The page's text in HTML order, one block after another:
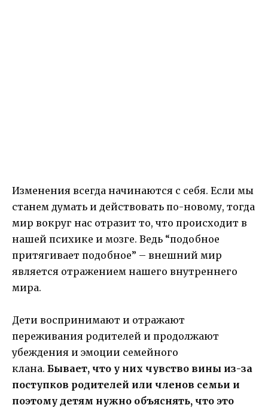
Изменения всегда начинаются с себя. Если мы
станем думать и действовать по-новому, тогда
мир вокруг нас отразит то, что происходит в
нашей психике и мозге. Ведь “подобное
притягивает подобное” – внешний мир
является отражением нашего внутреннего
мира.
Дети воспринимают и отражают
переживания родителей и продолжают
убеждения и эмоции семейного
клана. Бывает, что у них чувство вины из-за
поступков родителей или членов семьи и
поэтому детям нужно объяснять, что это